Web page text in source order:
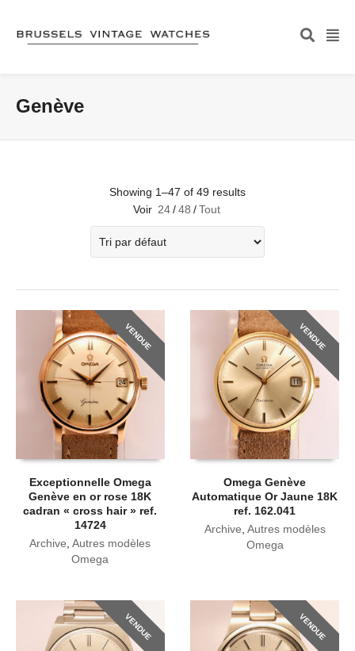
Genève
Showing 1–47 of 49 results
Voir 24 / 48 / Tout
VENDUE
Exceptionnelle Omega
Genève en or rose 18K
cadran « cross hair » ref.
14724
Archive ,Autres modèles
Omega
VENDUE
Omega Genève
Automatique Or Jaune 18K
ref. 162.041
Archive Autres modèles
Omega
VENDUE VENDUE